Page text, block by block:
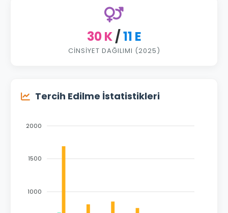
30 K/11 E
CINSIYET DAĞILIMI (2025)
Tercih Edilme İstatistikleri
2000
1500
1000